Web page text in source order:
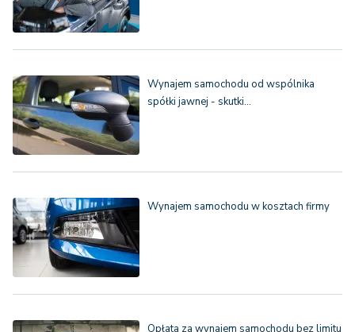
Wynajem samochodu od wspólnika
spółki jawnej - skutki…
Wynajem samochodu w kosztach firmy